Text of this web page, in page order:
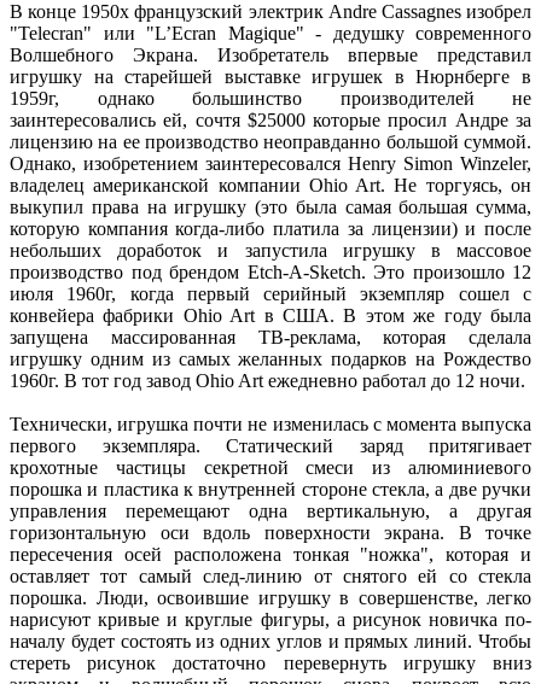
В конце 1950х французский электрик Andre Cassagnes изобрел
"Telecran" или "L’Ecran Magique" - дедушку современного
Волшебного Экрана. Изобретатель впервые представил
игрушку на старейшей выставке игрушек в Нюрнберге в
1959г, однако большинство производителей не
заинтересовались ей, сочтя $25000 которые просил Андре за
лицензию на ее производство неоправданно большой суммой.
Однако, изобретением заинтересовался Henry Simon Winzeler,
владелец американской компании Ohio Art. Не торгуясь, он
выкупил права на игрушку (это была самая большая сумма,
которую компания когда-либо платила за лицензии) и после
небольших доработок и запустила игрушку в массовое
производство под брендом Etch-A-Sketch. Это произошло 12
июля 1960г, когда первый серийный экземпляр сошел с
конвейера фабрики Ohio Art в США. В этом же году была
запущена массированная ТВ-реклама, которая сделала
игрушку одним из самых желанных подарков на Рождество
1960г. В тот год завод Ohio Art ежедневно работал до 12 ночи.
Технически, игрушка почти не изменилась с момента выпуска
первого экземпляра. Статический заряд притягивает
крохотные частицы секретной смеси из алюминиевого
порошка и пластика к внутренней стороне стекла, а две ручки
управления перемещают одна вертикальную, а другая
горизонтальную оси вдоль поверхности экрана. В точке
пересечения осей расположена тонкая "ножка", которая и
оставляет тот самый след-линию от снятого ей со стекла
порошка. Люди, освоившие игрушку в совершенстве, легко
нарисуют кривые и круглые фигуры, а рисунок новичка по-
началу будет состоять из одних углов и прямых линий. Чтобы
стереть рисунок достаточно перевернуть игрушку вниз